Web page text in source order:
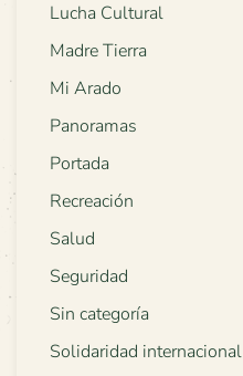
Lucha Cultural
Madre Tierra
Mi Arado
Panoramas
Portada
Recreación
Salud
Seguridad
Sin categoría
Solidaridad internacional